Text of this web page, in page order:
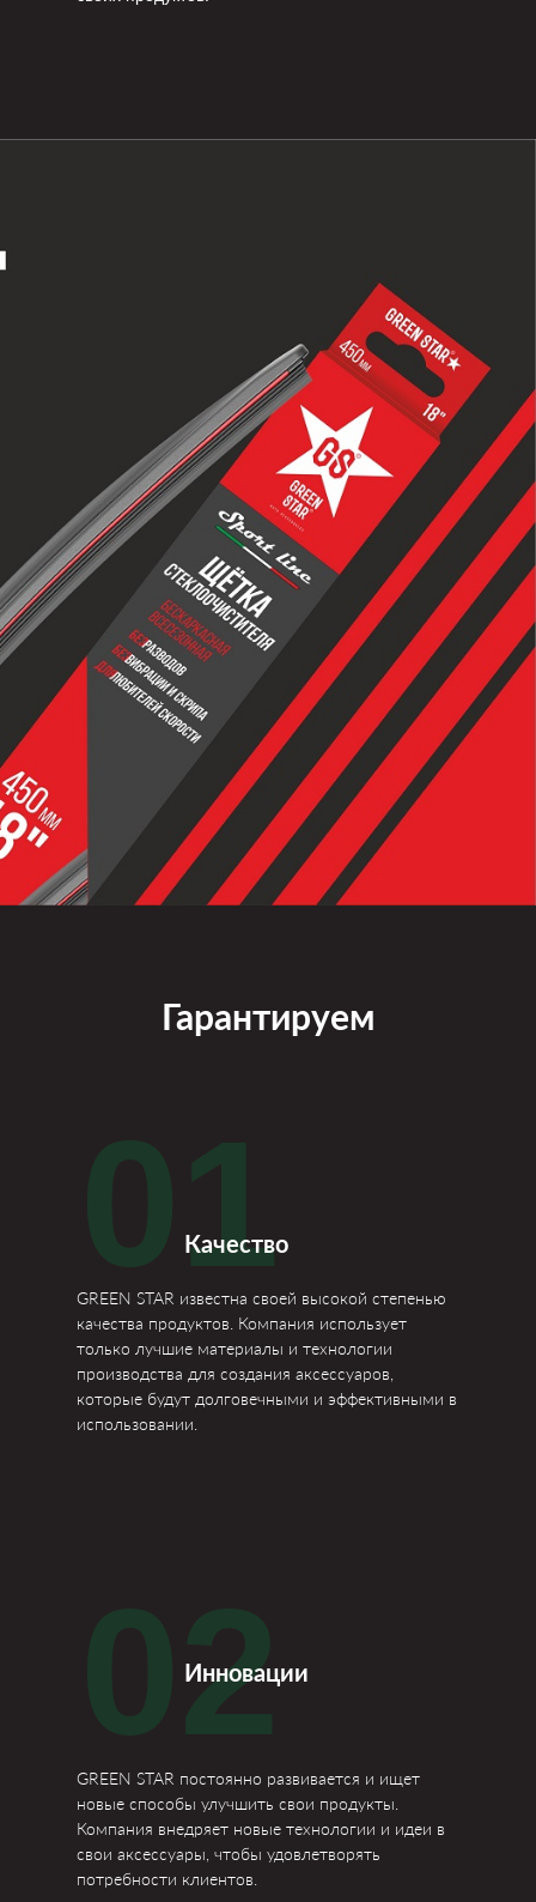
Гарантируем
01
Качество
GREEN STAR известна своей высокой степенью
качества продуктов. Компания использует
только лучшие материалы и технологии
производства для создания аксессуаров,
которые будут долговечными и эффективными в
использовании.
02
Инновации
GREEN STAR постоянно развивается и ищет
новые способы улучшить свои продукты.
Компания внедряет новые технологии и идеи в
свои аксессуары, чтобы удовлетворять
потребности клиентов.